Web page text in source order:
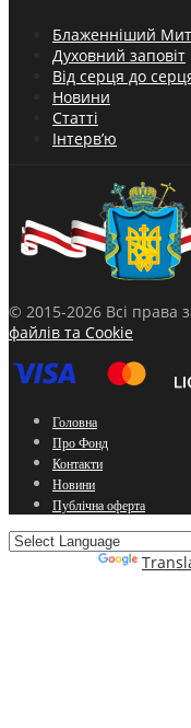
Блаженніший
Духовний заповіт
Від серця до
Новини
Статті
Інтерв’ю
© 2015-2026 Всі права
файлів та Cookie
Головна
Про Фонд
Контакти
Новини
Публічна оферта